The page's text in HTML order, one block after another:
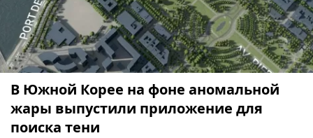
В Южной Корее на фоне аномальной
жары выпустили приложение для
поиска тени